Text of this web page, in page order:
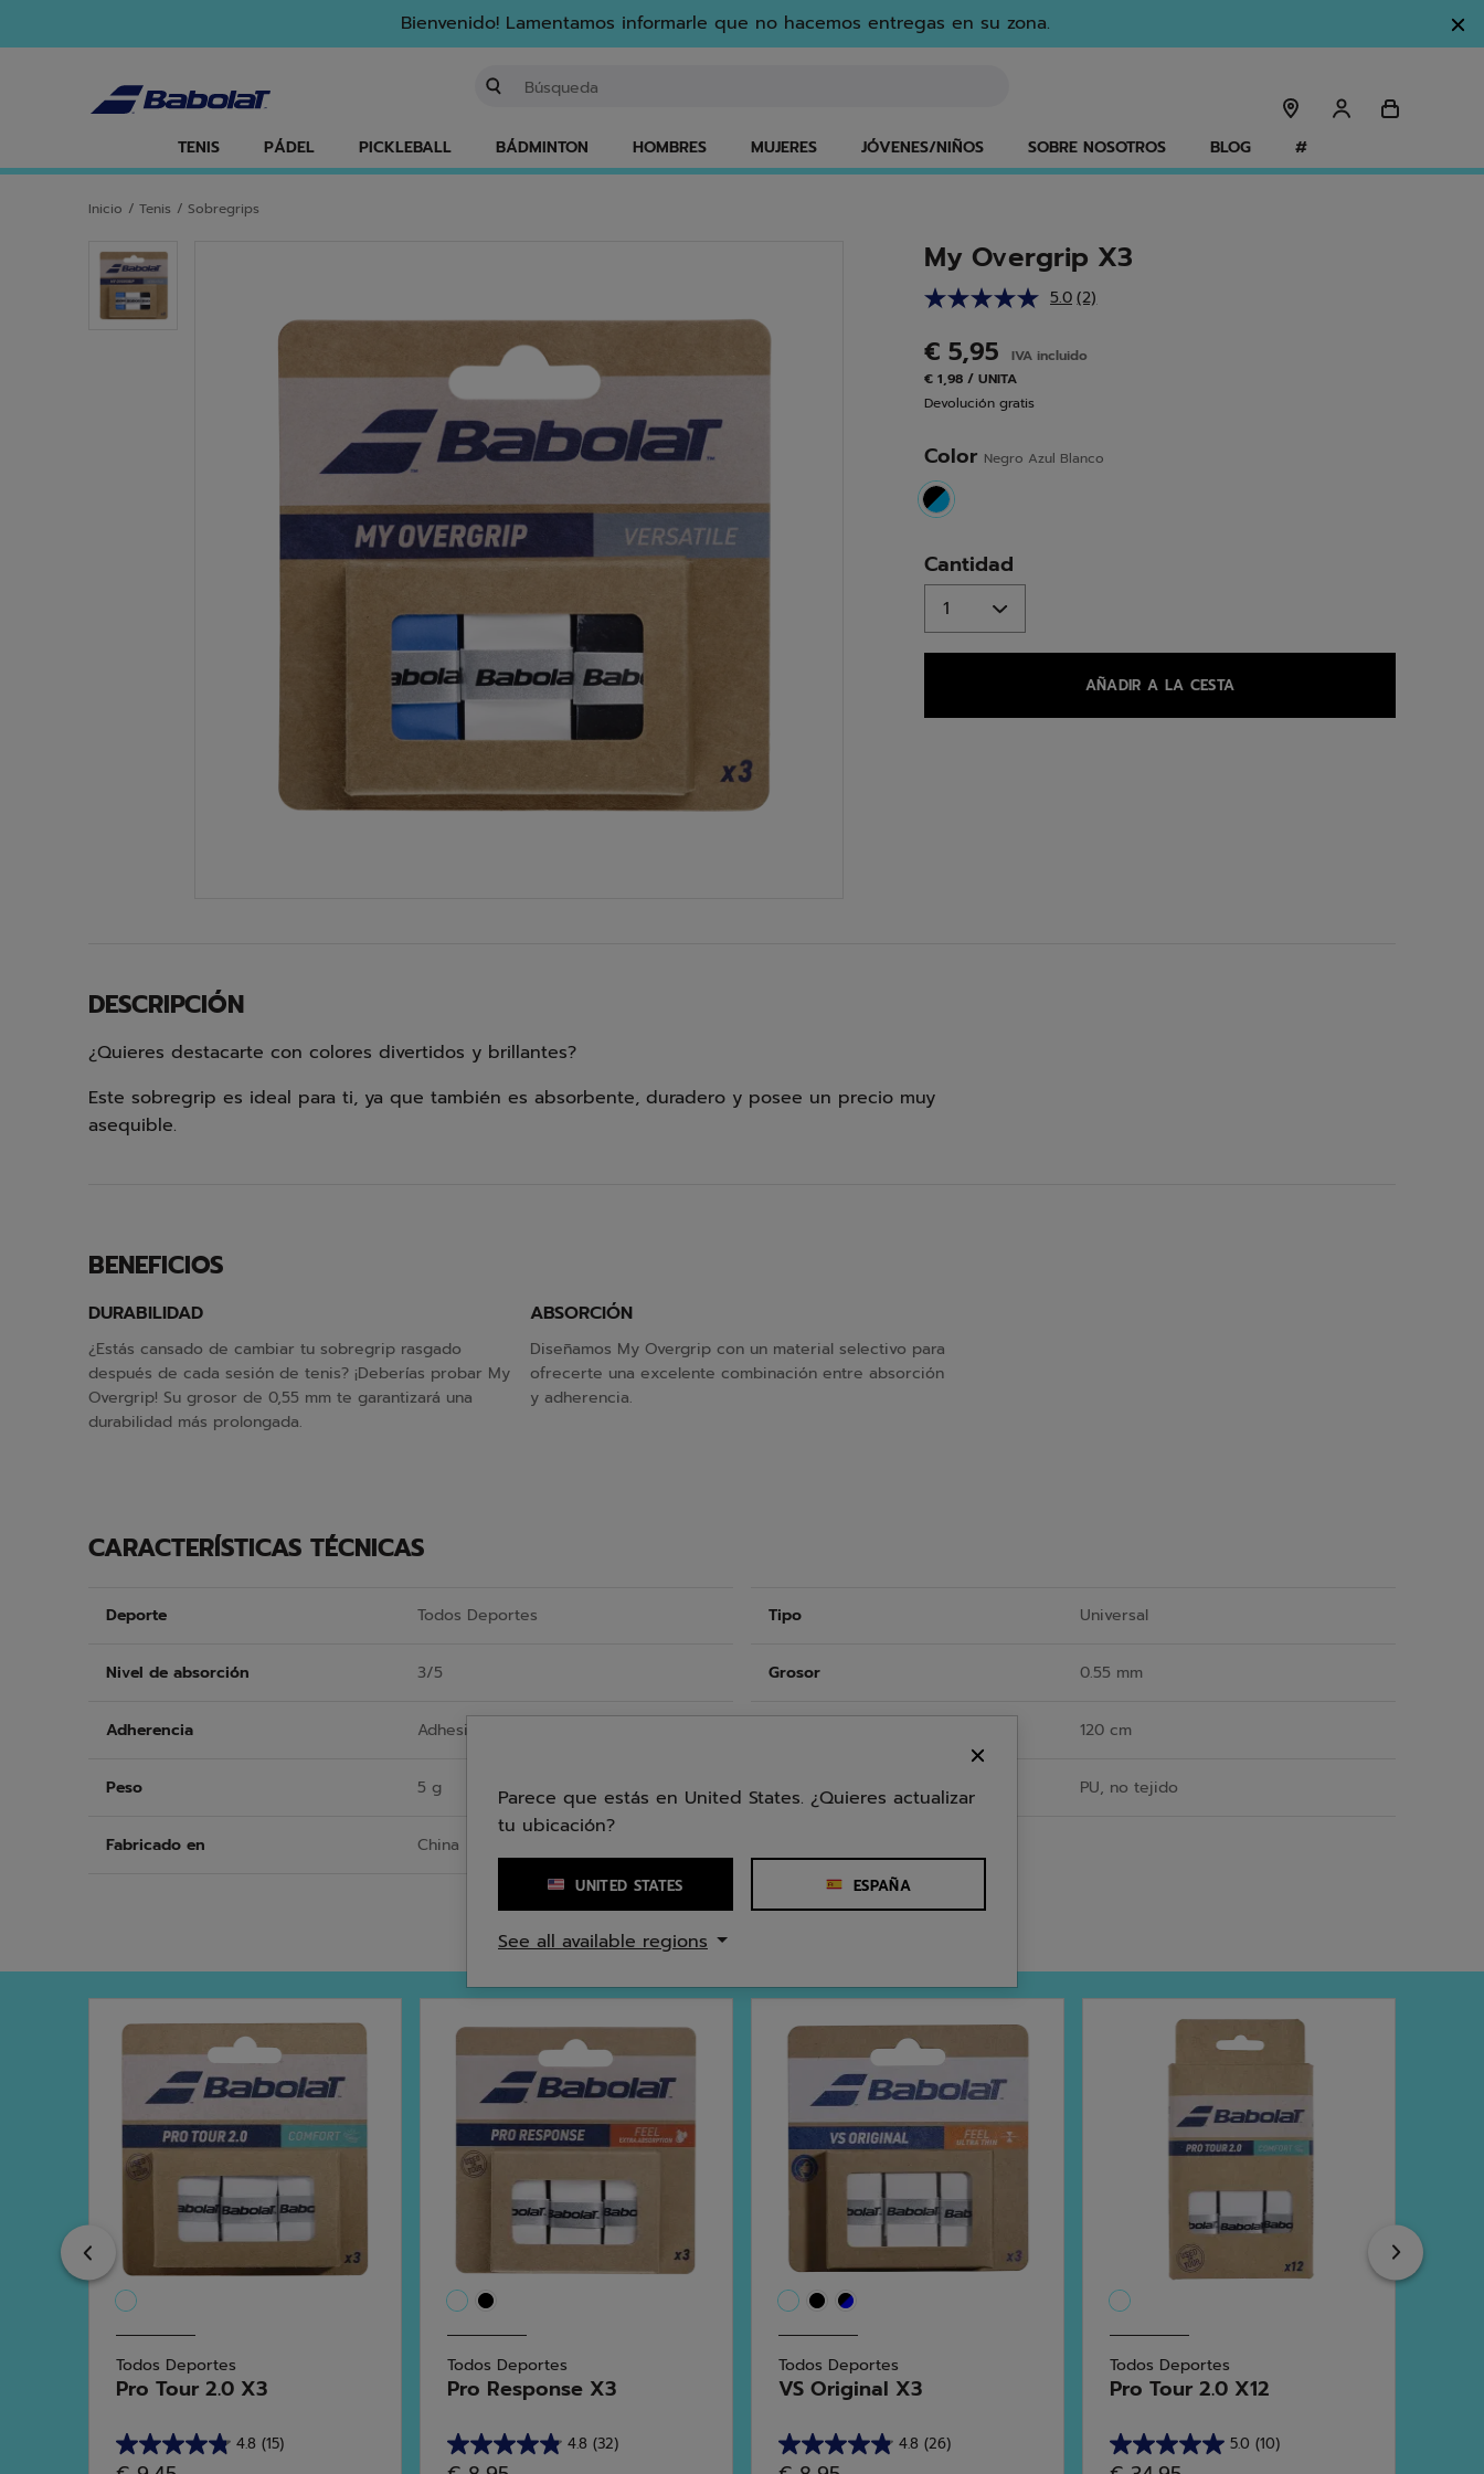
Bienvenido! Lamentamos informarle que no hacemos entregas en su zona.
TENIS PÁDEL PICKLEBALL BÁDMINTON HOMBRES MUJERES JÓVENES/NIÑOS SOBRE NOSOTROS BLOG #
Inicio / Tenis / Sobregrips
My Overgrip X3
5.0 Lea
Enlace
(2)
€ 5,95
IVA incluido
€ 1,98 / UNITA
Devolución gratis
Color Negro Azul Blanco
selected
Cantidad
AÑADIR A LA CESTA
DESCRIPCIÓN
¿Quieres destacarte con colores divertidos y brillantes?
Este sobregrip es ideal para ti, ya que también es absorbente, duradero y posee un precio muy
asequible.
BENEFICIOS
DURABILIDAD
¿Estás cansado de cambiar tu sobregrip rasgado
después de cada sesión de tenis? ¡Deberías probar My
Overgrip! Su grosor de 0,55 mm te garantizará una
durabilidad más prolongada.
ABSORCIÓN
Diseñamos My Overgrip con un material selectivo para
ofrecerte una excelente combinación entre absorción
y adherencia.
CARACTERÍSTICAS TÉCNICAS
Deporte Todos Deportes Tipo Universal
Nivel de absorción 3/5 Grosor 0.55 mm
Adherencia Adhesiva 120 cm
Peso 5 g Composición PU, no tejido
Fabricado en China
Todos Deportes
Pro Tour 2.0 X3
4.8 (15)
4.8
Todos Deportes
Pro Response X3
4.8 (32)
4.8
Todos Deportes
VS Original X3
4.8 (26)
4.8
Todos Deportes
Pro Tour 2.0 X12
5.0 (10)
5.0
Parece que estás en United States. ¿Quieres actualizar
tu ubicación?
UNITED STATES ESPAÑA
See all available regions